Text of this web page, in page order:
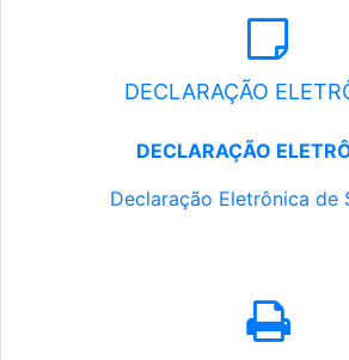
DECLARAÇÃO
DECLARAÇÃO
Declaração Eletrônica de